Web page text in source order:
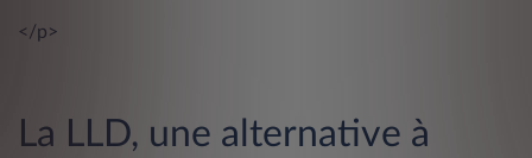
</p>
La LLD, une alternative à